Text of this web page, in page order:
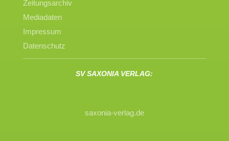
Zeitungsarchiv
Mediadaten
Impressum
Datenschutz
SV SAXONIA VERLAG:
saxonia-verlag.de